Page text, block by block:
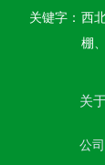
关键字： 西
棚
关
公